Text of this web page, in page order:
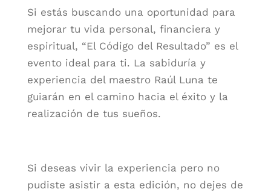
Si estás buscando una oportunidad para
mejorar tu vida personal, financiera y
espiritual, “El Código del Resultado” es el
evento ideal para ti. La sabiduría y
experiencia del maestro Raúl Luna te
guiarán en el camino hacia el éxito y la
realización de tus sueños.
Si deseas vivir la experiencia pero no
pudiste asistir a esta edición, no dejes de